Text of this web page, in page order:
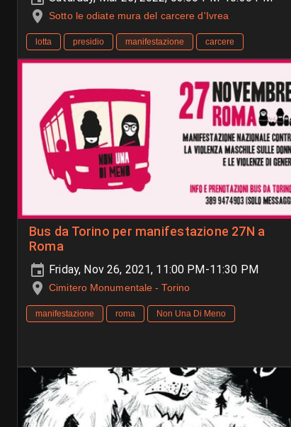
Sotto le odiate mura del carcere d'Ivrea
lotta presidio manifestazione carcere
Bus da Torino per manifestazione 27N a
Roma
Friday, Nov 26, 2021, 11:00 PM-11:30 PM
Cimitero Monumentale - Torino
manifestazione roma Non Una Di Meno